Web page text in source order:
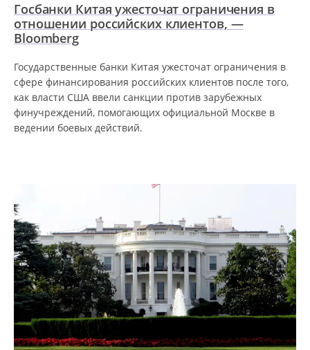
Госбанки Китая ужесточат ограничения в
отношении российских клиентов, —
Bloomberg
Государственные банки Китая ужесточат ограничения в
сфере финансирования российских клиентов после того,
как власти США ввели санкции против зарубежных
финучреждений, помогающих официальной Москве в
ведении боевых действий.